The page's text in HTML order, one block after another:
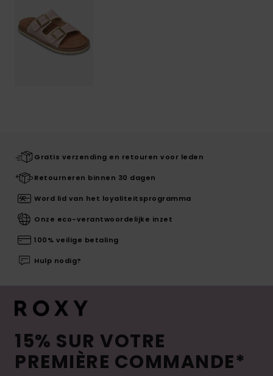
Gratis verzending en retouren voor leden
Retourneren binnen 30 dagen
Word lid van het loyaliteitsprogramma
Onze eco-verantwoordelijke inzet
100% veilige betaling
Hulp nodig?
15% SUR VOTRE
PREMIÈRE COMMANDE*